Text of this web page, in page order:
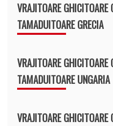
VRAJITOARE GHICITOARE
TAMADUITOARE GRECIA
VRAJITOARE GHICITOARE
TAMADUITOARE UNGARIA
VRAJITOARE GHICITOARE